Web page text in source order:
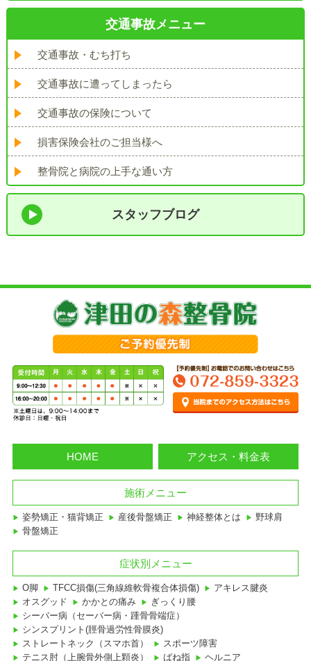
交通事故メニュー
交通事故・むち打ち
交通事故に遭ってしまったら
交通事故の保険について
損害保険会社のご担当様へ
整骨院と病院の上手な通い方
スタッフブログ
HOME アクセス・料金表
施術メニュー
姿勢矯正・猫背矯正 産後骨盤矯正 神経整体とは
野球肩
骨盤矯正
症状別メニュー
O脚 TFCC損傷(三角線維軟骨複合体損傷)
アキレス腱炎
オスグッド
かかとの痛み
ぎっくり腰
シーバー病（セーバー病・踵骨骨端症）
シンスプリント(脛骨過労性骨膜炎)
ストレートネック（スマホ首）
スポーツ障害
テニス肘（上腕骨外側上顆炎）
ばね指 ヘルニア